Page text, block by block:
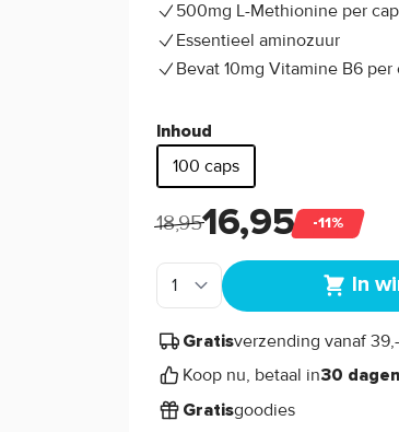
500mg L-Methionine per
Essentieel aminozuur
Bevat 10mg Vitamine B6 per
Inhoud
100 caps
18,9516,95 -11%
In
Gratisverzending vanaf 39,-
Koop nu, betaal in30 dagen
Gratisgoodies